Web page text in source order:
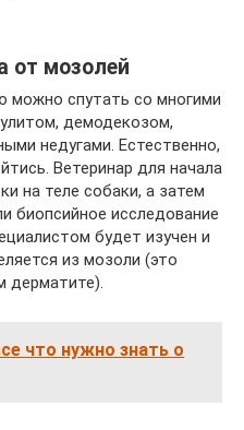
от мозолей
можно спутать со многими
демодекозом,
недугами. Естественно,
Ветеринар для начала
на теле собаки, а затем
биопсийное исследование
будет изучен и
из мозоли (это
дерматите).
что нужно знать о